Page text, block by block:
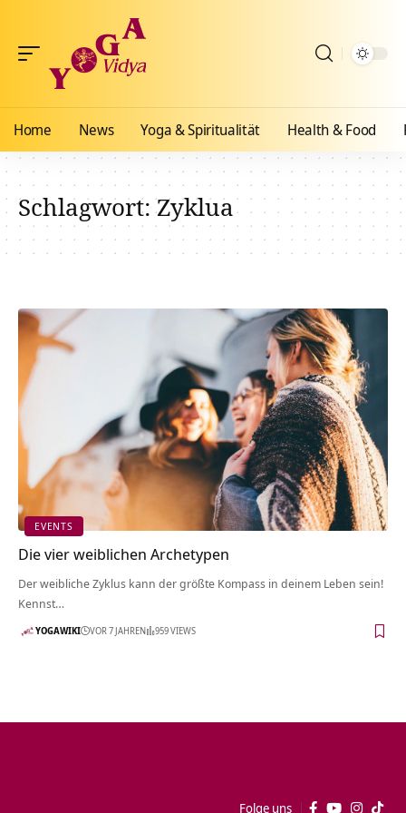
Home News Yoga & Spiritualität Health & Food
Schlagwort:Zyklua
EVENTS
Die vier weiblichen Archetypen
Der weibliche Zyklus kann der größte Kompass in deinem Leben sein!
Kennst…
YOGAWIKI VOR 7 JAHREN 959 VIEWS
Folge uns